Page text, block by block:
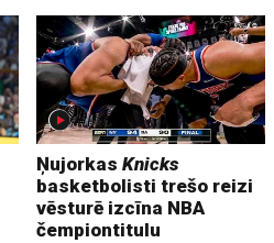
ŅujorkasKnicks
basketbolisti trešo reizi
vēsturē izcīna NBA
čempiontitulu